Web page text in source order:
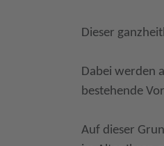
Dieser
Dabei werden
bestehende
Auf dieser